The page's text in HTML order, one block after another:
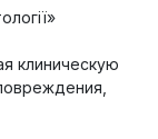
клиническую